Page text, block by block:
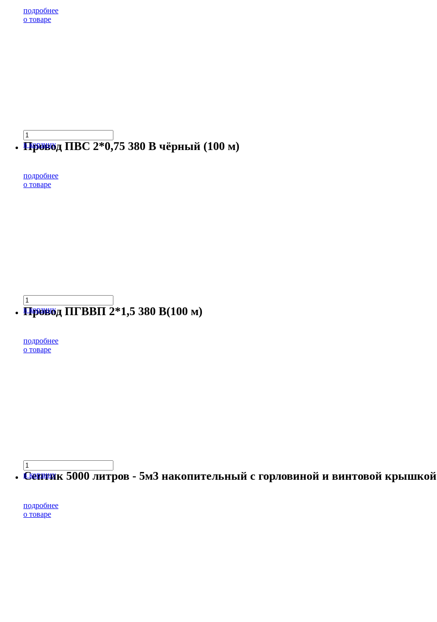
подробнее
о товаре
в корзину
Провод ПВС 2*0,75 380 В чёрный (100 м)
подробнее
о товаре
в корзину
Провод ПГВВП 2*1,5 380 В(100 м)
подробнее
о товаре
в корзину
Септик 5000 литров - 5м3 накопительный с горловиной и винтовой крышкой
подробнее
о товаре